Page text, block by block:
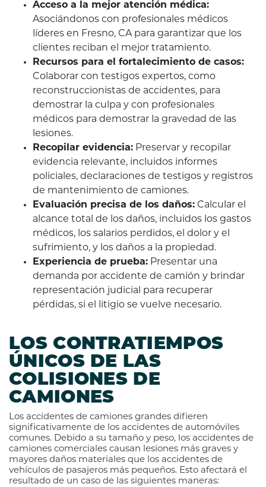
Acceso a la mejor atención médica:
Asociándonos con profesionales médicos
líderes en Fresno, CA para garantizar que los
clientes reciban el mejor tratamiento.
Recursos para el fortalecimiento de casos:
Colaborar con testigos expertos, como
reconstruccionistas de accidentes, para
demostrar la culpa y con profesionales
médicos para demostrar la gravedad de las
lesiones.
Recopilar evidencia: Preservar y recopilar
evidencia relevante, incluidos informes
policiales, declaraciones de testigos y registros
de mantenimiento de camiones.
Evaluación precisa de los daños: Calcular el
alcance total de los daños, incluidos los gastos
médicos, los salarios perdidos, el dolor y el
sufrimiento, y los daños a la propiedad.
Experiencia de prueba: Presentar una
demanda por accidente de camión y brindar
representación judicial para recuperar
pérdidas, si el litigio se vuelve necesario.
LOS CONTRATIEMPOS
ÚNICOS DE LAS
COLISIONES DE
CAMIONES
Los accidentes de camiones grandes difieren
significativamente de los accidentes de automóviles
comunes. Debido a su tamaño y peso, los accidentes de
camiones comerciales causan lesiones más graves y
mayores daños materiales que los accidentes de
vehículos de pasajeros más pequeños. Esto afectará el
resultado de un caso de las siguientes maneras: